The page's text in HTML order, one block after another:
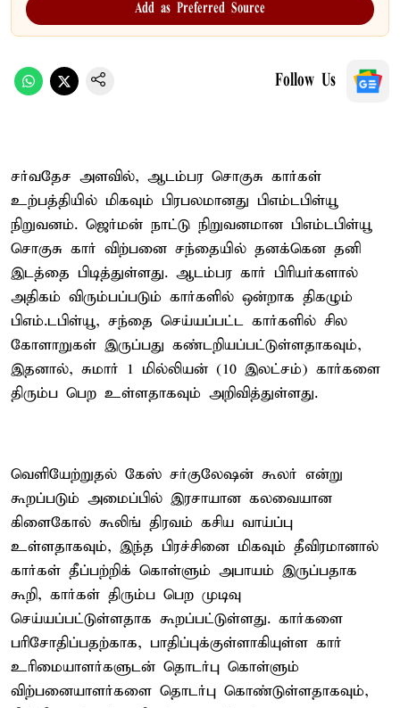
Add as Preferred Source
Follow Us
சர்வதேச அளவில், ஆடம்பர சொகுசு கார்கள்
உற்பத்தியில் மிகவும் பிரபலமானது பிஎம்டபிள்யூ
நிறுவனம். ஜெர்மன் நாட்டு நிறுவனமான பிஎம்டபிள்யூ
சொகுசு கார் விற்பனை சந்தையில் தனக்கென தனி
இடத்தை பிடித்துள்ளது. ஆடம்பர கார் பிரியர்களால்
அதிகம் விரும்பப்படும் கார்களில் ஒன்றாக திகழும்
பிஎம்.டபிள்யூ, சந்தை செய்யப்பட்ட கார்களில் சில
கோளாறுகள் இருப்பது கண்டறியப்பட்டுள்ளதாகவும்,
இதனால், சுமார் 1 மில்லியன் (10 இலட்சம்) கார்களை
திரும்ப பெற உள்ளதாகவும் அறிவித்துள்ளது.
வெளியேற்றுதல் கேஸ் சர்குலேஷன் கூலர் என்று
கூறப்படும் அமைப்பில் இரசாயான கலவையான
கிளைகோல் கூலிங் திரவம் கசிய வாய்ப்பு
உள்ளதாகவும், இந்த பிரச்சினை மிகவும் தீவிரமானால்
கார்கள் தீப்பற்றிக் கொள்ளும் அபாயம் இருப்பதாக
கூறி, கார்கள் திரும்ப பெற முடிவு
செய்யப்பட்டுள்ளதாக கூறப்பட்டுள்ளது. கார்களை
பரிசோதிப்பதற்காக, பாதிப்புக்குள்ளாகியுள்ள கார்
உரிமையாளர்களுடன் தொடர்பு கொள்ளும்
விற்பனையாளர்களை தொடர்பு கொண்டுள்ளதாகவும்,